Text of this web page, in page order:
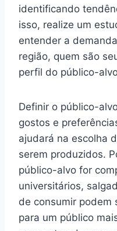
identificando
isso, realize um
entender a
região, quem são
perfil do público-
Definir o público-
gostos e
ajudará na escolha
serem produzidos.
público-alvo for
universitários,
de consumir podem
para um público